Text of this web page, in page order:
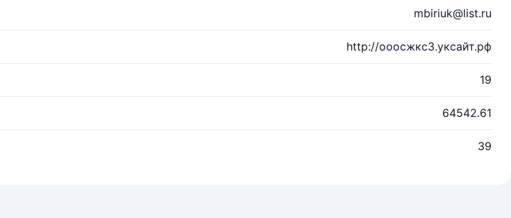
mbiriuk@list.ru
http://ооосжкс3.уксайт.рф
19
64542.61
39